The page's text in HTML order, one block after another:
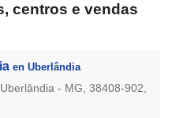
centros e vendas
en Uberlândia
- MG, 38408-902,